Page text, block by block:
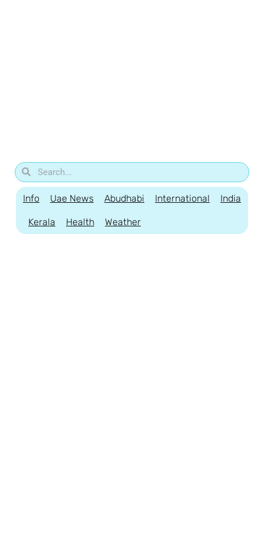
Info Uae News Abudhabi International India
Kerala Health Weather